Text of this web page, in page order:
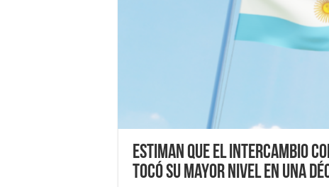
Estiman que el intercambio
tocó su mayor nivel en una